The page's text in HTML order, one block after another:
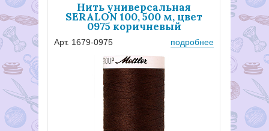
Нить универсальная
SERALON 100, 500 м, цвет
0975 коричневый
Арт. 1679-0975 подробнее